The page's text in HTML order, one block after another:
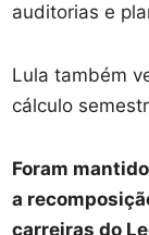
auditorias e
Lula também
cálculo
Foram
a
carreiras do